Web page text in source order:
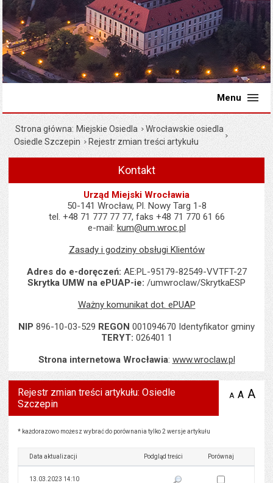
Menu
Strona główna Miejskie Osiedla
Wrocławskie osiedla
Osiedle Szczepin
Rejestr zmian treści artykułu
Kontakt
Urząd Miejski Wrocławia
50-141 Wrocław, Pl. Nowy Targ 1-8
tel. +48 71 777 77 77, faks +48 71 770 61 66
e-mail: kum@um.wroc.pl
Zasady i godziny obsługi Klientów
Adres do e-doręczeń: AE:PL-95179-82549-VVTFT-27
Skrytka UMW na ePUAP-ie: /umwroclaw/SkrytkaESP
Ważny komunikat dot. ePUAP
NIP 896-10-03-529 REGON 001094670 Identyfikator gminy
TERYT: 026401 1
Strona internetowa Wrocławia: www.wroclaw.pl
Rejestr zmian treści artykułu: Osiedle
Szczepin
A zmniejsz
A A
Rejestr zmian treści artykułu: Osiedle Szczepin
* każdorazowo możesz wybrać do porównania tylko 2 wersje artykułu
Data aktualizacji Podgląd treści Porównaj
13.03.2023 14:10 Pokaż podgląd wersji z dnia
Zaznacz wersję do